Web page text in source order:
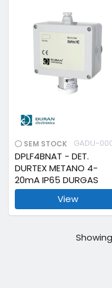
SEM STOCK GADU-
DPLF4BNAT - DET.
DURTEX METANO 4-
20mA IP65 DURGAS
View